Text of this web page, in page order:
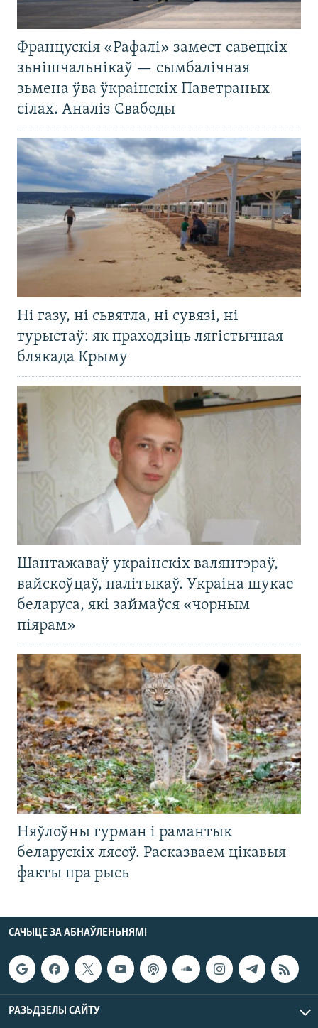
Францускія «Рафалі» замест савецкіх
зьнішчальнікаў — сымбалічная
зьмена ўва ўкраінскіх Паветраных
сілах. Аналіз Свабоды
Ні газу, ні сьвятла, ні сувязі, ні
турыстаў: як праходзіць лягістычная
блякада Крыму
Шантажаваў украінскіх валянтэраў,
вайскоўцаў, палітыкаў. Украіна шукае
беларуса, які займаўся «чорным
піярам»
Няўлоўны гурман і рамантык
беларускіх лясоў. Расказваем цікавыя
факты пра рысь
САЧЫЦЕ ЗА АБНАЎЛЕНЬНЯМІ
РАЗЬДЗЕЛЫ САЙТУ